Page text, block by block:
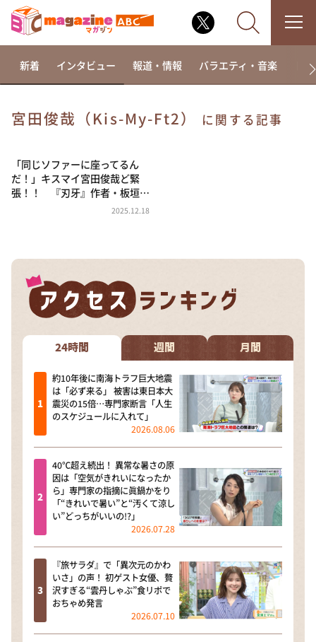
相席食堂
これ余談なんですけど・・・
～人生密着トークバラエティ！～ やすとものいたっ
河合＆A.B.C-Z塚田×福井アナ「なんでやねん！？」
（news おかえり）
DAIGOも台所 ～きょうの献立 何にする？～
本日はダイアンなり！シーズン２
朝だ！生です旅サラダ
教えて！ニュースライブ 正義のミカタ
ＬＩＦＥ～夢のカタチ～
新婚さんいらっしゃい！
ポツンと一軒家
ザキ山小屋本館
ぺこぱのまるスポ
新着 インタビュー 報道・情報 バラエティ・音楽 ド
宮田俊哉（Kis-My-Ft2） に関する記事
「同じソファーに座ってるん
だ！」キスマイ宮田俊哉ど緊
張！！ 『刃牙』作者・板垣…
2025.12.18
24時間 週間 月間
約10年後に南海トラフ巨大地震
は「必ず来る」 被害は東日本大
震災の15倍…専門家断言「人生
のスケジュールに入れて」
2026.08.06
40℃超え続出！ 異常な暑さの原
因は「空気がきれいになったか
ら」専門家の指摘に眞鍋かをり
「“きれいで暑い”と“汚くて涼し
い”どっちがいいの!?」
2026.07.28
『旅サラダ』で「異次元のかわ
いさ」の声！ 初ゲスト女優、贅
沢すぎる“雲丹しゃぶ”食リポで
おちゃめ発言
2026.07.10